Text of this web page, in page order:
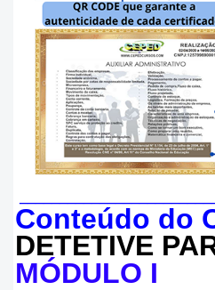
Conteúdo do
DETETIVE
MÓDULO I